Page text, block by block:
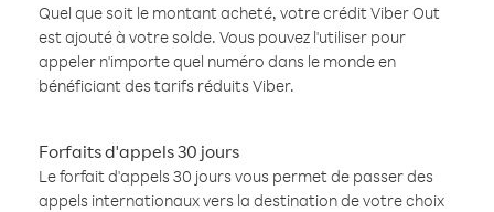
Quel que soit le montant acheté, votre crédit Viber Out
est ajouté à votre solde. Vous pouvez l'utiliser pour
appeler n'importe quel numéro dans le monde en
bénéficiant des tarifs réduits Viber.
Forfaits d'appels 30 jours
Le forfait d'appels 30 jours vous permet de passer des
appels internationaux vers la destination de votre choix